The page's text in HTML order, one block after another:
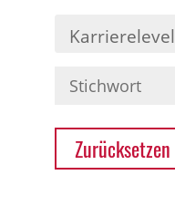
Karrierelevel
Zurücksetzen